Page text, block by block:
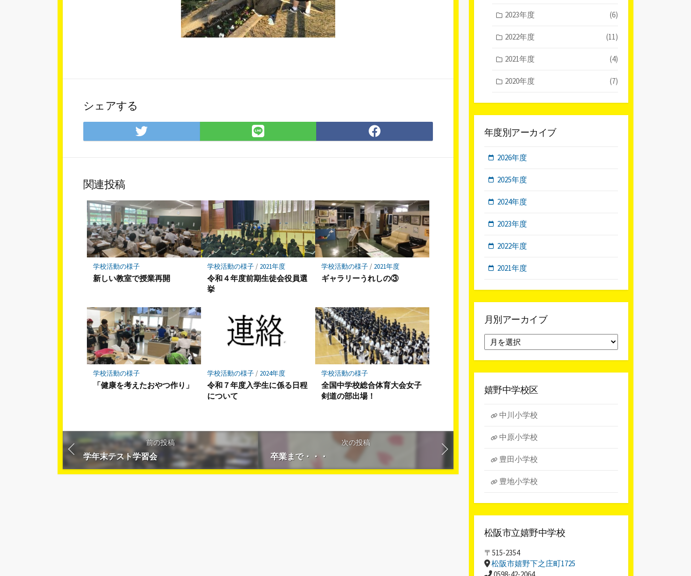
シェアする
Twitter
で
LINE
で
Facebook
で
関連投稿
学校活動の様子
新しい教室で授業再開
学校活動の様子/ 2021年度
令和４年度前期生徒会役員選
挙
学校活動の様子/ 2021年度
ギャラリーうれしの③
学校活動の様子
「健康を考えたおやつ作り」
学校活動の様子/ 2024年度
令和７年度入学生に係る日程
について
学校活動の様子
全国中学校総合体育大会女子
剣道の部出場！
前の投稿
学年末テスト学習会
次の投稿
卒業まで・・・
2023年度 (6)
2022年度 (11)
2021年度 (4)
2020年度 (7)
年度別アーカイブ
2026年度
2025年度
2024年度
2023年度
2022年度
2021年度
月別アーカイブ
別
ア
ー
イ
嬉野中学校区
中川小学校
中原小学校
豊田小学校
豊地小学校
松阪市立嬉野中学校
〒515-2354
松阪市嬉野下之庄町1725
0598-42-2064